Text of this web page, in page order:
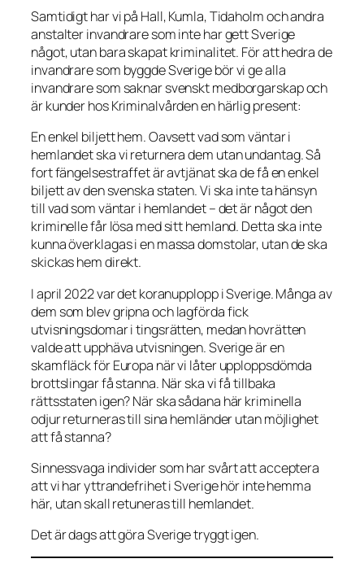
Samtidigt har vi på Hall, Kumla, Tidaholm och andra
anstalter invandrare som inte har gett Sverige
något, utan bara skapat kriminalitet. För att hedra de
invandrare som byggde Sverige bör vi ge alla
invandrare som saknar svenskt medborgarskap och
är kunder hos Kriminalvården en härlig present:
En enkel biljett hem. Oavsett vad som väntar i
hemlandet ska vi returnera dem utan undantag. Så
fort fängelsestraffet är avtjänat ska de få en enkel
biljett av den svenska staten. Vi ska inte ta hänsyn
till vad som väntar i hemlandet – det är något den
kriminelle får lösa med sitt hemland. Detta ska inte
kunna överklagas i en massa domstolar, utan de ska
skickas hem direkt.
I april 2022 var det koranupplopp i Sverige. Många av
dem som blev gripna och lagförda fick
utvisningsdomar i tingsrätten, medan hovrätten
valde att upphäva utvisningen. Sverige är en
skamfläck för Europa när vi låter upploppsdömda
brottslingar få stanna. När ska vi få tillbaka
rättsstaten igen? När ska sådana här kriminella
odjur returneras till sina hemländer utan möjlighet
att få stanna?
Sinnessvaga individer som har svårt att acceptera
att vi har yttrandefrihet i Sverige hör inte hemma
här, utan skall retuneras till hemlandet.
Det är dags att göra Sverige tryggt igen.